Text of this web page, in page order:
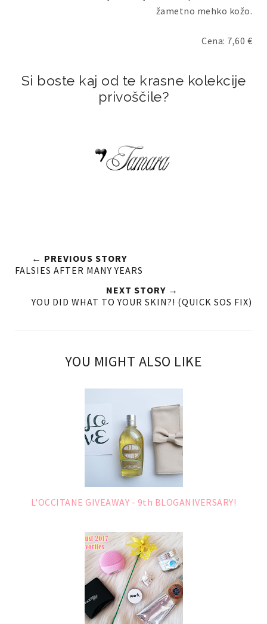
žametno mehko kožo.
Cena: 7,60 €
Si boste kaj od te krasne kolekcije
privoščile?
← PREVIOUS STORY
FALSIES AFTER MANY YEARS
NEXT STORY →
YOU DID WHAT TO YOUR SKIN?! (QUICK SOS FIX)
YOU MIGHT ALSO LIKE
L'OCCITANE GIVEAWAY - 9th BLOGANIVERSARY!